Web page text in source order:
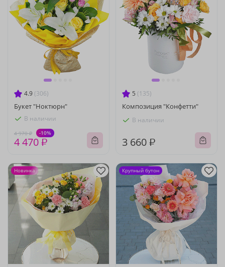
4.9 (306)
Букет "Ноктюрн"
В наличии
4 970 ₽ -10%
4 470 ₽
5 (135)
Композиция "Конфетти"
В наличии
3 660 ₽
Новинка Крупный бутон